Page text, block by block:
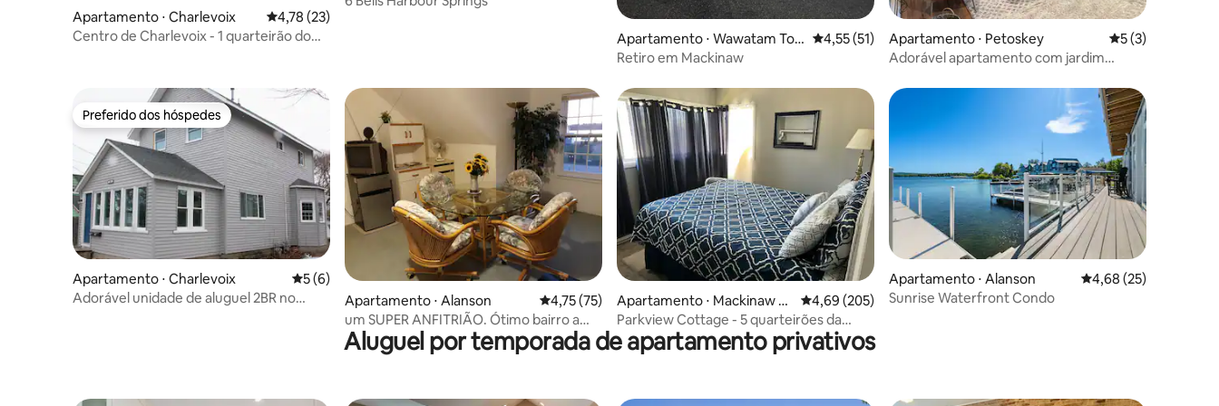
Apartamento ⋅ Charlevoix 4,78 de uma avaliação média de 5, 23 avaliações
4,78 (23)
Centro de Charlevoix - 1 quarteirão do
Apartamento ⋅ Wawatam Tow
nship
4,55 de uma avaliação média de 5, 51 avaliações
4,55 (51)
Retiro em Mackinaw
Apartamento ⋅ Petoskey 5 de uma
5 (3)
Adorável apartamento com jardim
Preferido dos hóspedes
Preferido dos hóspedes
Apartamento ⋅ Charlevoix 5 de uma avaliação média de 5, 6 avaliações
5 (6)
Adorável unidade de aluguel 2BR no
Apartamento ⋅ Alanson 4,75 de uma avaliação média de 5, 75 avaliações
4,75 (75)
um SUPER ANFITRIÃO. Ótimo bairro a
um custo baixo.
Apartamento ⋅ Mackinaw Ci
ty
4,69 de uma avaliação média de 5, 205 avaliações
4,69 (205)
Parkview Cottage - 5 quarteirões da
balsa da ilha
Apartamento ⋅ Alanson 4,68 de uma
4,68 (25)
Sunrise Waterfront Condo
Aluguel por temporada de apartamento privativos